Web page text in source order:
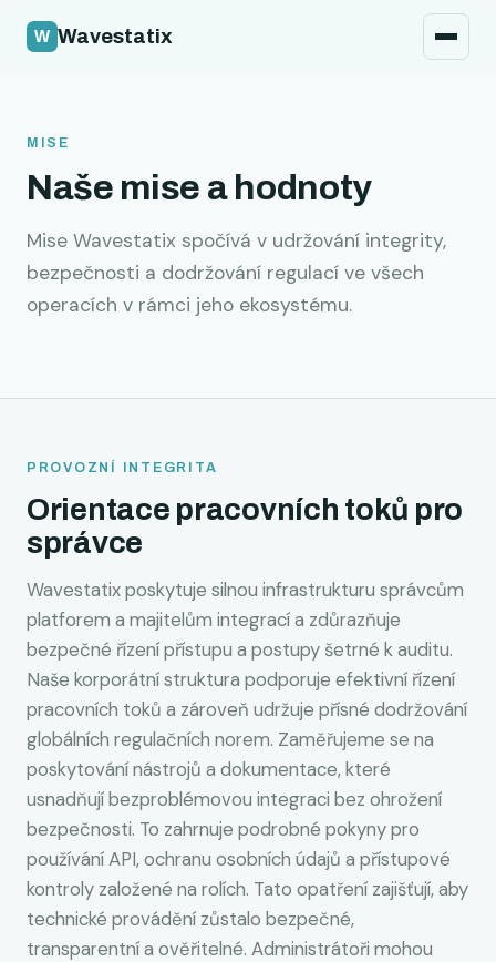
Wavestatix
Zásady bezpečnosti
MISE
Naše mise a hodnoty
Mise Wavestatix spočívá v udržování integrity,
bezpečnosti a dodržování regulací ve všech
operacích v rámci jeho ekosystému.
PROVOZNÍ INTEGRITA
Orientace pracovních toků pro
správce
Wavestatix poskytuje silnou infrastrukturu správcům
platforem a majitelům integrací a zdůrazňuje
bezpečné řízení přístupu a postupy šetrné k auditu.
Naše korporátní struktura podporuje efektivní řízení
pracovních toků a zároveň udržuje přísné dodržování
globálních regulačních norem. Zaměřujeme se na
poskytování nástrojů a dokumentace, které
usnadňují bezproblémovou integraci bez ohrožení
bezpečnosti. To zahrnuje podrobné pokyny pro
používání API, ochranu osobních údajů a přístupové
kontroly založené na rolích. Tato opatření zajišťují, aby
technické provádění zůstalo bezpečné,
transparentní a ověřitelné. Administrátoři mohou